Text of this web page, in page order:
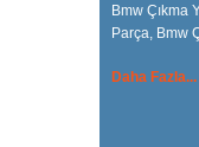
Bmw Çıkma
Parça, Bmw
Daha Fazla...